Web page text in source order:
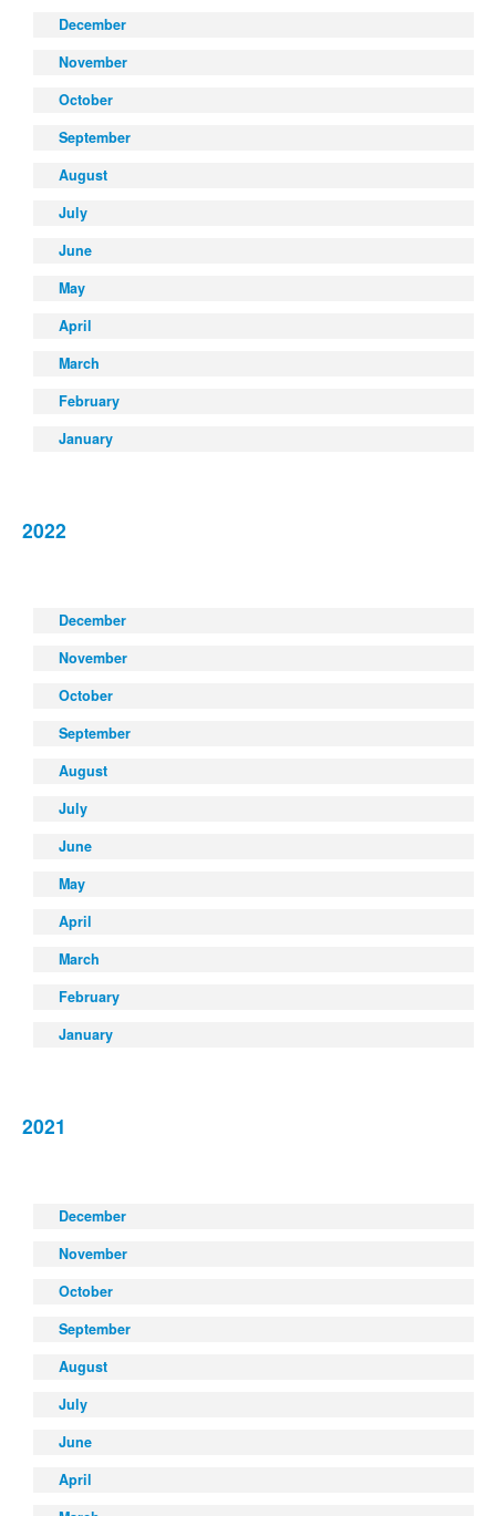
December
November
October
September
August
July
June
May
April
March
February
January
2022
December
November
October
September
August
July
June
May
April
March
February
January
2021
December
November
October
September
August
July
June
April